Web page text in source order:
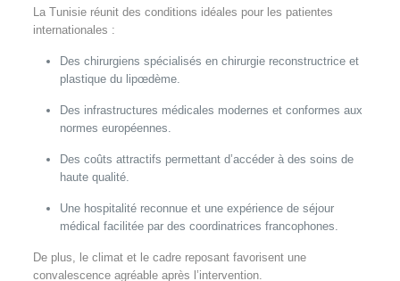
La Tunisie réunit des conditions idéales pour les patientes
internationales :
Des chirurgiens spécialisés en chirurgie reconstructrice et
plastique du lipœdème.
Des infrastructures médicales modernes et conformes aux
normes européennes.
Des coûts attractifs permettant d’accéder à des soins de
haute qualité.
Une hospitalité reconnue et une expérience de séjour
médical facilitée par des coordinatrices francophones.
De plus, le climat et le cadre reposant favorisent une
convalescence agréable après l’intervention.